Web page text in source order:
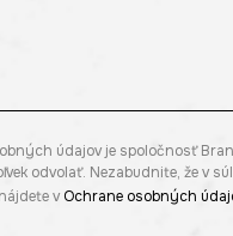
údajov je spoločnosť
odvolať. Nezabudnite, že v
v Ochrane osobných